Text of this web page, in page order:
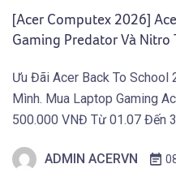
[Acer Computex 2026]
Gaming Predator Và Nitro
Ưu Đãi Acer Back To School
Mình. Mua Laptop Gaming
500.000 VNĐ Từ 01.07 Đến
hệ màn hình gaming mới
ADMIN ACERVN